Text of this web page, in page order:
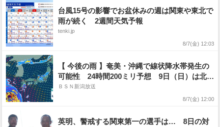
台風15号の影響でお盆休みの週は関東や東北で
雨が続く 2週間天気予報
tenki.jp
8/7(金) 12:03
【 今後の雨 】奄美・沖縄で線状降水帯発生の
可能性 24時間200ミリ予想 9日（日）は北日
本・東日本で警報級大雨のおそれ【台風の予想
進路・今後の雨風シミュレーション・7日正午
ＢＳＮ新潟放送
8/7(金) 12:00
英明、警戒する関東第一の選手は… 8日の対